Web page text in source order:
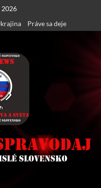
2026
Práve sa deje